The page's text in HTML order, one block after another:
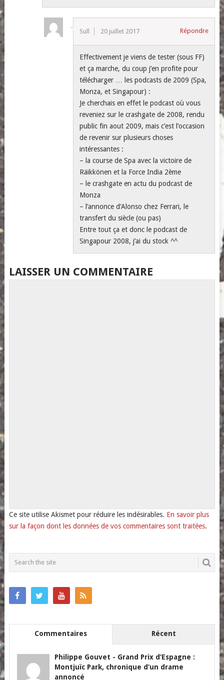
Sull 20 juillet 2017 Répondre
Effectivement je viens de tester (sous FF)
et ça marche, du coup j’en profite pour
télécharger … les podcasts de 2009 (Spa,
Monza, et Singapour) :
Je cherchais en effet le podcast où vous
reveniez sur le crashgate de 2008, rendu
public fin aout 2009, mais c’est l’occasion
de revenir sur plusieurs choses
intéressantes :
– la course de Spa avec la victoire de
Räikkönen et la Force India 2ème
– le crashgate en actu du podcast de
Monza
– l’annonce d’Alonso chez Ferrari, le
transfert du siècle (ou pas)
Entre tout ça et donc le podcast de
Singapour 2008, j’ai du stock ^^
LAISSER UN COMMENTAIRE
Ce site utilise Akismet pour réduire les indésirables. En savoir plus
sur la façon dont les données de vos commentaires sont traitées.
Commentaires Récent
Philippe Gouvet - Grand Prix d’Espagne :
Montjuïc Park, chronique d’un drame
annoncé